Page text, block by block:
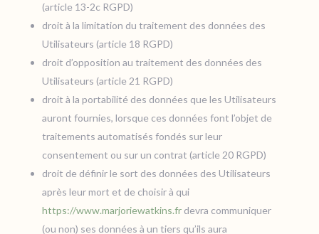
(article 13-2c RGPD)
droit à la limitation du traitement des données des
Utilisateurs (article 18 RGPD)
droit d’opposition au traitement des données des
Utilisateurs (article 21 RGPD)
droit à la portabilité des données que les Utilisateurs
auront fournies, lorsque ces données font l’objet de
traitements automatisés fondés sur leur
consentement ou sur un contrat (article 20 RGPD)
droit de définir le sort des données des Utilisateurs
après leur mort et de choisir à qui
https://www.marjoriewatkins.frdevra communiquer
(ou non) ses données à un tiers qu’ils aura